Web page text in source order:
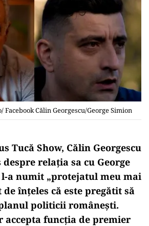
Facebook Călin Georgescu/George Simion
Tucă Show, Călin Georgescu
relația sa cu George
l-a numit „protejatul meu mai
înțeles că este pregătit să
politicii românești.
accepta funcția de premier